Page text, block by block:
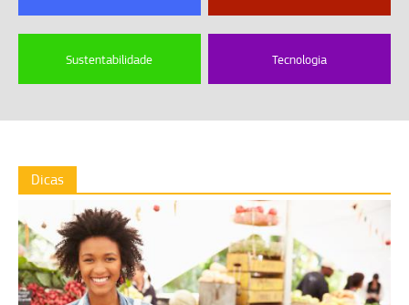
Sustentabilidade Tecnologia
Dicas